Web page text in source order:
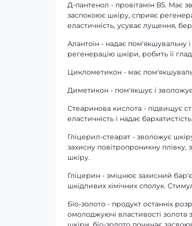
Д-пантенол - провітамін В5. Має
заспокоює шкіру, сприяє
еластичність, усуває лущення,
Алантоїн - надає пом'якшувальну
регенерацію шкіри, робить її
Циклометикон - має
Диметикон - пом'якшує і зволожує
Стеаринова кислота - підвищує
еластичність і надає
Гліцерил-стеарат - зволожує
захисну повітропроникну плівку,
шкіру.
Гліцерин - зміцнює захисний
шкідливих хімічних сполук.
Біо-золото - продукт останніх
омолоджуючі властивості